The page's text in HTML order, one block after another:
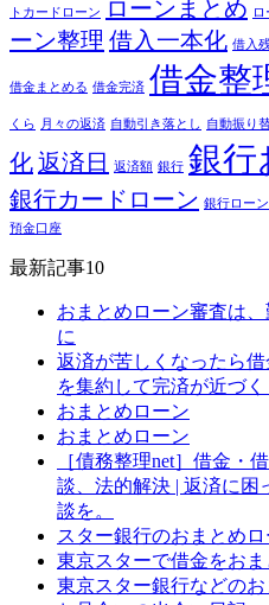
トカードローン ローンまとめ
ーン整理 借入一本化 借入
借金まとめる 借金完済 借金整
くら 月々の返済 自動引き落とし 自動振り
化返済日 返済額 銀行 銀行
銀行カードローン 銀行ロー
預金口座
最新記事10
おまとめローン審査は
に
返済が苦しくなったら
を集約して完済が近づく
おまとめローン
おまとめローン
［債務整理net］借金・
談、法的解決 | 返済に困
談を。
スター銀行のおまとめ
東京スターで借金をおま
東京スター銀行などの